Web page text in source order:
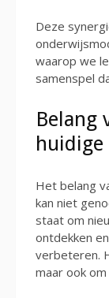
Deze
waarop we
samenspel
Belang
Het belang
kan niet
staat om
ontdekken
verbeteren.
maar ook